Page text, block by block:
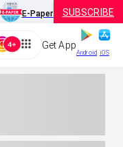
E-Paper SUBSCRIBE
Get App
Android iOS